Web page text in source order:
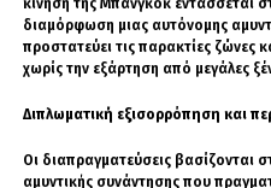
κίνηση της Μπανγκόκ εντάσσεται
διαμόρφωση μιας αυτόνομης
προστατεύει τις παρακτίες ζώνες
χωρίς την εξάρτηση από μεγάλες
Διπλωματική εξισορρόπηση και
Οι διαπραγματεύσεις βασίζονται
αμυντικής συνάντησης που